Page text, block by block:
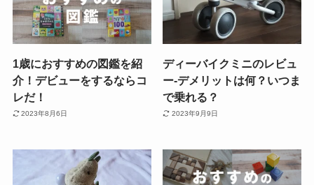
1歳におすすめの図鑑を紹
介！デビューをするならコ
レだ！
2023年8月6日
ディーバイクミニのレビュ
ー-デメリットは何？いつま
で乗れる？
2023年9月9日